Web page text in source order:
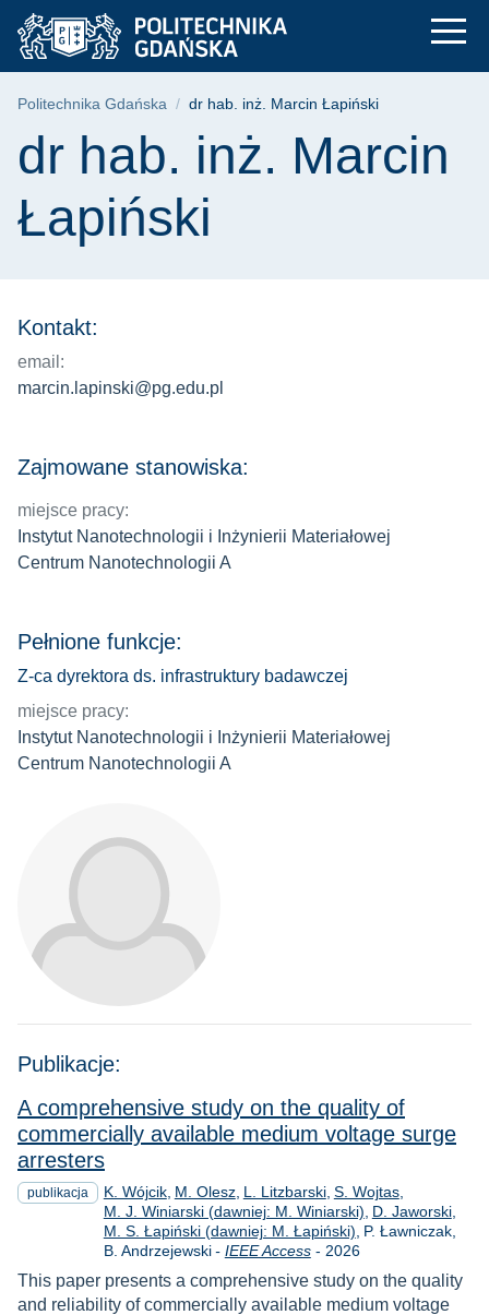
Przejdź
do
menu
Przejdź
do
wyszukiwarki
Przejdź
do
treści
dr hab. inż. Marcin
Ścieżka nawigacyjna
Politechnika Gdańska dr hab. inż. Marcin Łapiński
Treść strony
dr hab. inż. Marcin
Łapiński
Kontakt:
email:
marcin.lapinski@pg.edu.pl
Zajmowane stanowiska:
miejsce pracy:
Instytut Nanotechnologii i Inżynierii Materiałowej
Centrum Nanotechnologii A
Pełnione funkcje:
Z-ca dyrektora ds. infrastruktury badawczej
miejsce pracy:
Instytut Nanotechnologii i Inżynierii Materiałowej
Centrum Nanotechnologii A
Publikacje:
A comprehensive study on the quality of
commercially available medium voltage surge
arresters
publikacja K. Wójcik M. Olesz L. Litzbarski S. Wojtas
M. J. Winiarski (dawniej: M. Winiarski) D. Jaworski
M. S. Łapiński (dawniej: M. Łapiński) P. Ławniczak
B. Andrzejewski - IEEE Access- Rok
2026
This paper presents a comprehensive study on the quality
and reliability of commercially available medium voltage